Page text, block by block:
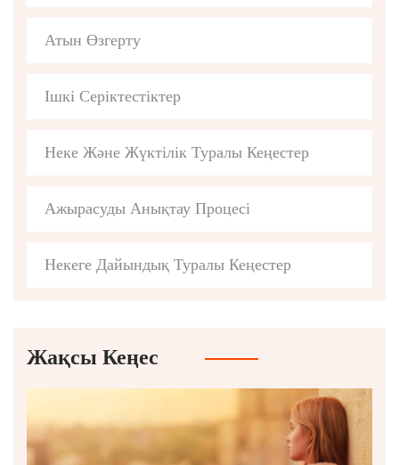
Атын Өзгерту
Ішкі Серіктестіктер
Неке Және Жүктілік Туралы Кеңестер
Ажырасуды Анықтау Процесі
Некеге Дайындық Туралы Кеңестер
Жақсы Кеңес